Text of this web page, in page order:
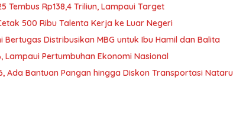
Tembus Rp138,4 Triliun, Lampaui Target
500 Ribu Talenta Kerja ke Luar Negeri
Distribusikan MBG untuk Ibu Hamil dan Balita
Lampaui Pertumbuhan Ekonomi Nasional
Ada Bantuan Pangan hingga Diskon Transportasi Nataru